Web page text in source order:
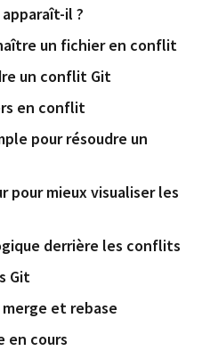
il ?
un fichier en conflit
un conflit Git
en conflit
pour résoudre un
pour mieux visualiser les
derrière les conflits
Git
et rebase
en cours